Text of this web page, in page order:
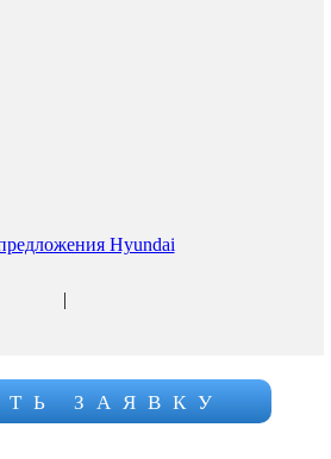
Hyundai
|
ЗАЯВКУ